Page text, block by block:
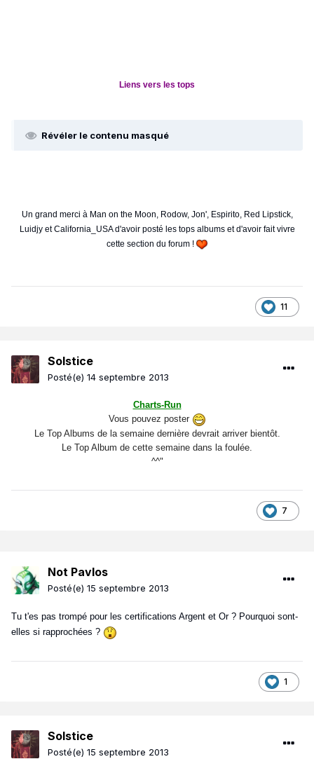
Liens vers les tops
Révéler le contenu masqué
Un grand merci à Man on the Moon, Rodow, Jon', Espirito, Red Lipstick,
Luidjy et California_USA d'avoir posté les tops albums et d'avoir fait vivre
cette section du forum !
11
Solstice
Posté(e) 14 septembre 2013
Charts-Run
Vous pouvez poster
Le Top Albums de la semaine dernière devrait arriver bientôt.
Le Top Album de cette semaine dans la foulée.
^^"
7
Not Pavlos
Posté(e) 15 septembre 2013
Tu t'es pas trompé pour les certifications Argent et Or ? Pourquoi sont-
elles si rapprochées ?
1
Solstice
Posté(e) 15 septembre 2013